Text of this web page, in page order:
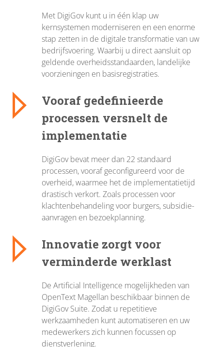
Met DigiGov kunt u in één klap uw
kernsystemen moderniseren en een enorme
stap zetten in de digitale transformatie van uw
bedrijfsvoering. Waarbij u direct aansluit op
geldende overheidsstandaarden, landelijke
voorzieningen en basisregistraties.
Vooraf gedefinieerde
processen versnelt de
implementatie
DigiGov bevat meer dan 22 standaard
processen, vooraf geconfigureerd voor de
overheid, waarmee het de implementatietijd
drastisch verkort. Zoals processen voor
klachtenbehandeling voor burgers, subsidie-
aanvragen en bezoekplanning.
Innovatie zorgt voor
verminderde werklast
De Artificial Intelligence mogelijkheden van
OpenText Magellan beschikbaar binnen de
DigiGov Suite. Zodat u repetitieve
werkzaamheden kunt automatiseren en uw
medewerkers zich kunnen focussen op
dienstverlening.